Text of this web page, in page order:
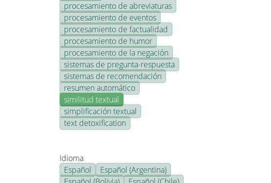
procesamiento de abreviaturas
procesamiento de eventos
procesamiento de factualidad
procesamiento de humor
procesamiento de la negación
sistemas de pregunta-respuesta
sistemas de recomendación
resumen automático
similitud textual
simplificación textual
text detoxification
Idioma
Español
Español (Argentina)